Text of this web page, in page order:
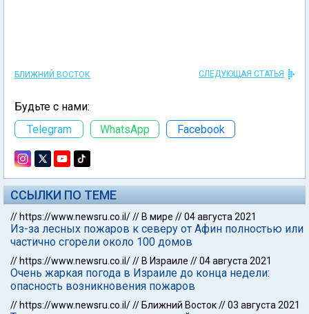
БЛИЖНИЙ ВОСТОК СЛЕДУЮЩАЯ СТАТЬЯ
Будьте с нами:
Telegram
WhatsApp Facebook
ССЫЛКИ ПО ТЕМЕ
// https://www.newsru.co.il/// В мире //04 августа 2021
Из-за лесных пожаров к северу от Афин полностью или
частично сгорели около 100 домов
// https://www.newsru.co.il/// В Израиле //04 августа 2021
Очень жаркая погода в Израиле до конца недели:
опасность возникновения пожаров
// https://www.newsru.co.il/// Ближний Восток//03 августа 2021